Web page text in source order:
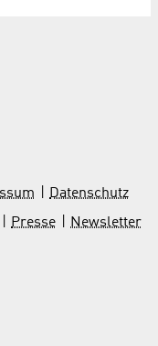
Datenschutz
Presse
Newsletter